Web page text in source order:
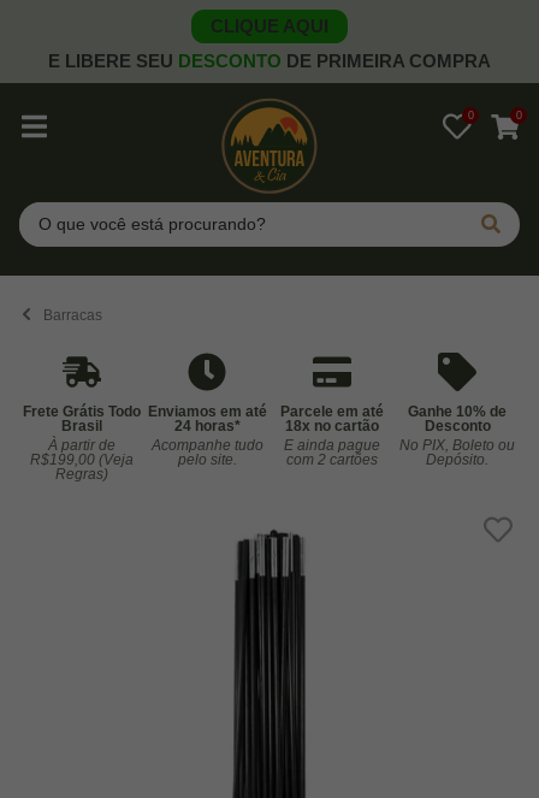
CLIQUE AQUI
E LIBERE SEU DESCONTO DE PRIMEIRA COMPRA
0 0
Pesquisar
Barracas
Frete Grátis Todo
Brasil
À partir de
R$199,00 (Veja
Regras)
Enviamos em até
24 horas*
Acompanhe tudo
pelo site.
Parcele em até
18x no cartão
E ainda pague
com 2 cartões
Ganhe 10% de
Desconto
No PIX, Boleto ou
Depósito.